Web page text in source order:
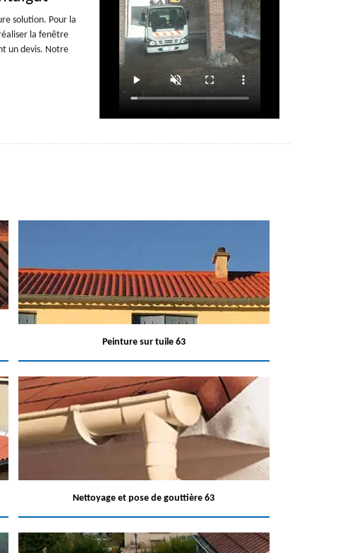
solution. Pour la
la fenêtre
un devis. Notre
Peinture sur tuile 63
Nettoyage et pose de gouttière 63